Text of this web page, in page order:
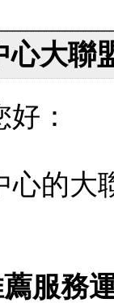
大聯
：
心的大
薦服務